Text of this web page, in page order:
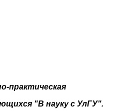
практическая
"В науку с УлГУ".